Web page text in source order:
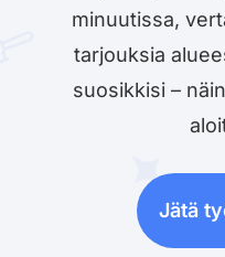
minuutissa,
tarjouksia
suosikkisi –
Jätä